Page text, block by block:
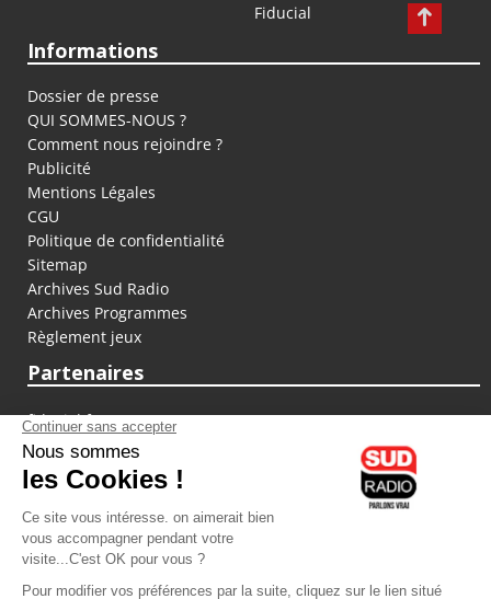
Fiducial
Informations
Dossier de presse
QUI SOMMES-NOUS ?
Comment nous rejoindre ?
Publicité
Mentions Légales
CGU
Politique de confidentialité
Sitemap
Archives Sud Radio
Archives Programmes
Règlement jeux
Partenaires
fiducial.fr
lyoncapitale.fr
olympique-et-lyonnais.com
L'application Iphone / Android
Téléchargez l'application